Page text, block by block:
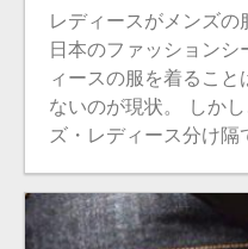
レディースがメンズ
日本のファッション
ィースの服を着るこ
ないのが現状。 しか
ズ・レディース分け隔